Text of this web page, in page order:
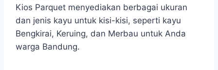
Kios Parquet menyediakan berbagai ukuran
dan jenis kayu untuk kisi-kisi, seperti kayu
Bengkirai, Keruing, dan Merbau untuk Anda
warga Bandung.